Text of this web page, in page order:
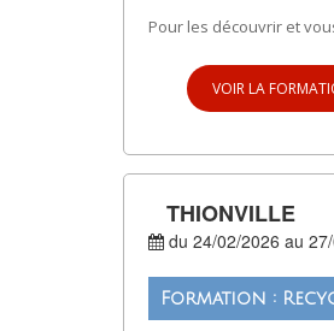
Pour les découvrir et
VOIR LA
THIONVILLE
du 24/02/2026 au
Formation :